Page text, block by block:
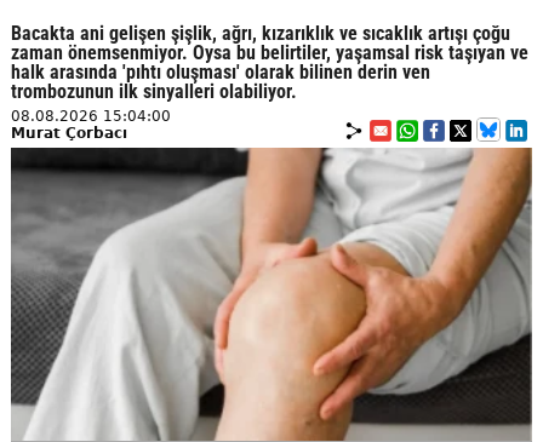
Bacakta ani gelişen şişlik, ağrı, kızarıklık ve sıcaklık artışı çoğu
zaman önemsenmiyor. Oysa bu belirtiler, yaşamsal risk taşıyan ve
halk arasında 'pıhtı oluşması' olarak bilinen derin ven
trombozunun ilk sinyalleri olabiliyor.
08.08.2026 15:04:00
Murat Çorbacı